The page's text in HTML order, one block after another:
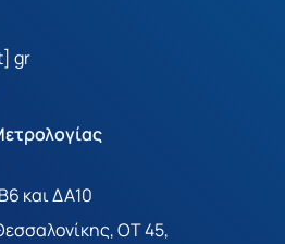
gr
και ΔΑ10
ΟΤ 45,